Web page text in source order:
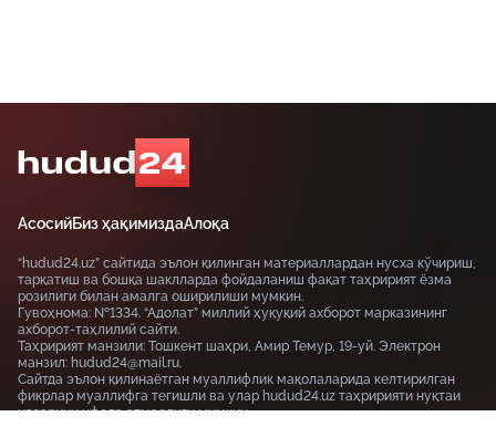
АсосийБиз ҳақимиздаАлоқа
“hudud24.uz” сайтида эълон қилинган материаллардан нусха кўчириш,
тарқатиш ва бошқа шаклларда фойдаланиш фақат таҳририят ёзма
розилиги билан амалга оширилиши мумкин.
Гувоҳнома: №1334. “Адолат” миллий ҳуқуқий ахборот марказининг
ахборот-таҳлилий сайти.
Таҳририят манзили: Тошкент шаҳри, Амир Темур, 19-уй. Электрон
манзил: hudud24@mail.ru.
Сайтда эълон қилинаётган муаллифлик мақолаларида келтирилган
фикрлар муаллифга тегишли ва улар hudud24.uz таҳририяти нуқтаи
назарини ифода этмаслиги мумкин.